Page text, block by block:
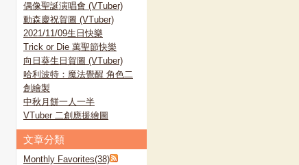
偶像聖誕演唱會 (VTuber)
動森慶祝賀圖 (VTuber)
2021/11/09生日快樂
Trick or Die 萬聖節快樂
向日葵生日賀圖 (VTuber)
哈利波特：魔法覺醒 角色二
創繪製
中秋月餅一人一半
VTuber 二創應援繪圖
文章分類
Monthly Favorites(38)